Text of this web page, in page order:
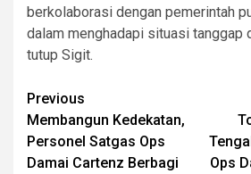
berkolaborasi dengan pemerintah
dalam menghadapi situasi tanggap
tutup Sigit.
Post
navigation
Previous
Membangun Kedekatan,
Personel Satgas Ops
Damai Cartenz Berbagi
Ops